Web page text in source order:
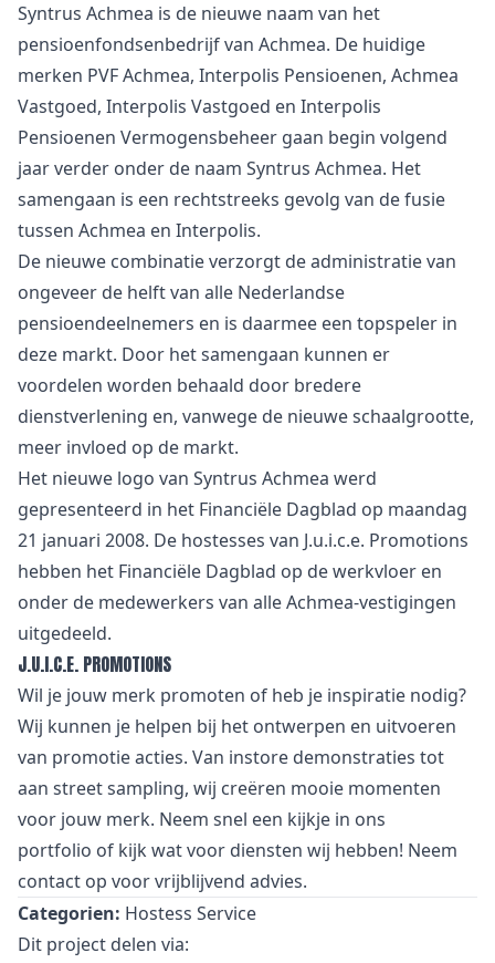
Syntrus Achmea is de nieuwe naam van het
pensioenfondsenbedrijf van Achmea. De huidige
merken PVF Achmea, Interpolis Pensioenen, Achmea
Vastgoed, Interpolis Vastgoed en Interpolis
Pensioenen Vermogensbeheer gaan begin volgend
jaar verder onder de naam Syntrus Achmea. Het
samengaan is een rechtstreeks gevolg van de fusie
tussen Achmea en Interpolis.
De nieuwe combinatie verzorgt de administratie van
ongeveer de helft van alle Nederlandse
pensioendeelnemers en is daarmee een topspeler in
deze markt. Door het samengaan kunnen er
voordelen worden behaald door bredere
dienstverlening en, vanwege de nieuwe schaalgrootte,
meer invloed op de markt.
Het nieuwe logo van Syntrus Achmea werd
gepresenteerd in het Financiële Dagblad op maandag
21 januari 2008. De hostesses van J.u.i.c.e. Promotions
hebben het Financiële Dagblad op de werkvloer en
onder de medewerkers van alle Achmea-vestigingen
uitgedeeld.
J.U.I.C.E. PROMOTIONS
Wil je jouw merk promoten of heb je inspiratie nodig?
Wij kunnen je helpen bij het ontwerpen en uitvoeren
van promotie acties. Van instore demonstraties tot
aan street sampling, wij creëren mooie momenten
voor jouw merk. Neem snel een kijkje in ons
portfolio of kijk wat voor diensten wij hebben! Neem
contact op voor vrijblijvend advies.
Categorien: Hostess Service
Dit project delen via: